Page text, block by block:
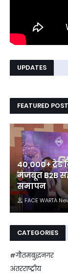
UPDATES
FEATURED POST
40,000+ ट्रेड
मजबूत B2B
समापन
FACE WARTA
CATEGORIES
#गौतमबुद्धनगर
अंतरराष्ट्रीय